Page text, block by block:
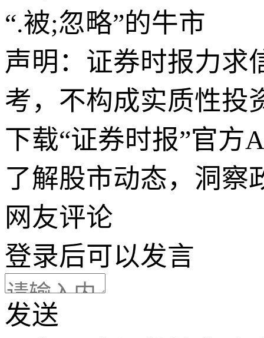
“.被;忽略”的牛市
声明：证券时报力求
考，不构成实质性投
下载“证券时报”官方
了解股市动态，洞察
网友评论
登录后可以发言
发送